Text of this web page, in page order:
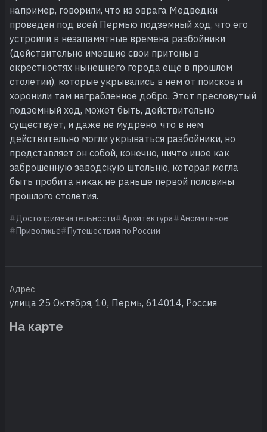
например, говорили, что из оврага Медведки
проведен под всей Пермью подземный ход, что его
устроили в незапамятные времена разбойники
(действительно имевшие свои притоны в
окрестностях нынешнего города еще в прошлом
столетии), которые укрывались в нем от поисков и
хоронили там награбленное добро. Этот пресловутый
подземный ход, может быть, действительно
существует, и даже не мудрено, что в нем
действительно могли укрываться разбойники, но
представляет он собой, конечно, ничто иное как
заброшенную заводскую штольню, которая могла
быть пробита никак не раньше первой половины
прошлого столетия.
Достопримечательности Архитектура
Аномальное
Приволжье
Путешествия по России
Адрес
улица 25 Октября, 10, Пермь, 614014, Россия
На карте